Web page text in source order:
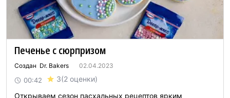
Печенье с сюрпризом
Создан Dr. Bakers 02.04.2023
00:42 3(2 оценки)
Открываем сезон пасхальных рецептов ярким